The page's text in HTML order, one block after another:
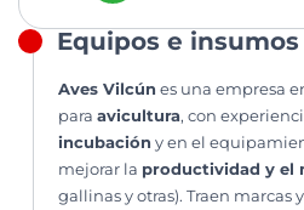
Equipos e
Aves Vilcún es una empresa
para avicultura, con
incubación y en el
mejorar la productividad y el
gallinas y otras). Traen